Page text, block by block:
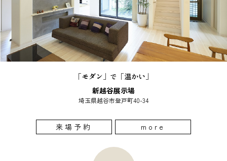
「モダン」で「温かい」
新越谷展示場
埼玉県越谷市登戸町40-34
来場予約 more